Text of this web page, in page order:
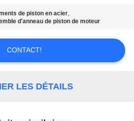
de piston en acier,
d'anneau de piston de moteur
CONTACT!
LES DÉTAILS